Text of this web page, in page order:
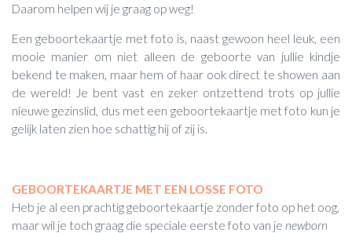
Daarom helpen wij je graag op weg!
Een geboortekaartje met foto is, naast gewoon heel leuk, een
mooie manier om niet alleen de geboorte van jullie kindje
bekend te maken, maar hem of haar ook direct te showen aan
de wereld! Je bent vast en zeker ontzettend trots op jullie
nieuwe gezinslid, dus met een geboortekaartje met foto kun je
gelijk laten zien hoe schattig hij of zij is.
GEBOORTEKAARTJE MET EEN LOSSE FOTO
Heb je al een prachtig geboortekaartje zonder foto op het oog,
maar wil je toch graag die speciale eerste foto van je newborn